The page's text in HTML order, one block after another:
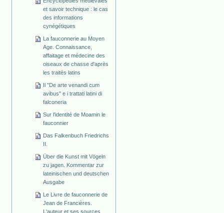
et savoir technique : le cas
des informations
cynégétiques
La fauconnerie au Moyen
Age. Connaissance,
affaitage et médecine des
oiseaux de chasse d'après
les traités latins
Il "De arte venandi cum
avibus" e i trattati latini di
falconeria
Sur l'identité de Moamin le
fauconnier
Das Falkenbuch Friedrichs
Über die Kunst mit Vögeln
zu jagen. Kommentar zur
lateinischen und deutschen
Ausgabe
Le Livre de fauconnerie de
Jean de Francières.
L'auteur et ses sources